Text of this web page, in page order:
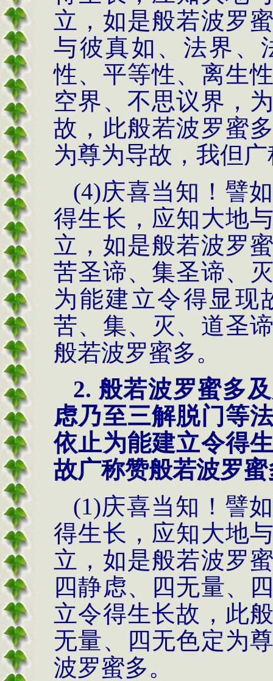
立，如是般若波罗
与彼真如、法界、
性、平等性、离生
空界、不思议界，
故，此般若波罗蜜
为尊为导故，我但
(4)庆喜当知！譬
得生长，应知大地
立，如是般若波罗
苦圣谛、集圣谛、
为能建立令得显现
苦、集、灭、道圣
般若波罗蜜多。
2. 般若波罗蜜多
虑乃至三解脱门等
依止为能建立令得
故广称赞般若波罗蜜
(1)庆喜当知！譬
得生长，应知大地
立，如是般若波罗
四静虑、四无量、
立令得生长故，此
无量、四无色定为
波罗蜜多。